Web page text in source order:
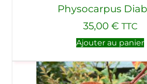
Physocarpus
35,00 € TTC
Ajouter au panier